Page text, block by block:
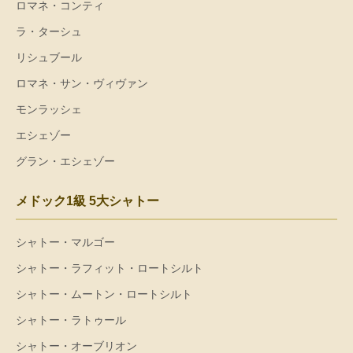
ロマネ・コンティ
ラ・ターシュ
リシュブール
ロマネ・サン・ヴィヴァン
モンラッシェ
エシェゾー
グラン・エシェゾー
メドック1級 5大シャトー
シャトー・マルゴー
シャトー・ラフィット・ロートシルト
シャトー・ムートン・ロートシルト
シャトー・ラトゥール
シャトー・オーブリオン